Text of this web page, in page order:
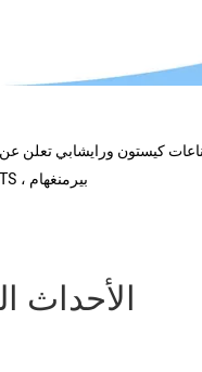
عرض أحدث حلول الطباعة ثلاثية الأبعاد للأسنان في معرض DTS ، بيرمنغهام
الأحداث